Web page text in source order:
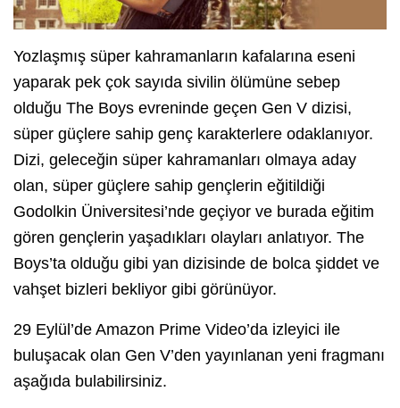
Yozlaşmış süper kahramanların kafalarına eseni
yaparak pek çok sayıda sivilin ölümüne sebep
olduğu The Boys evreninde geçen Gen V dizisi,
süper güçlere sahip genç karakterlere odaklanıyor.
Dizi, geleceğin süper kahramanları olmaya aday
olan, süper güçlere sahip gençlerin eğitildiği
Godolkin Üniversitesi’nde geçiyor ve burada eğitim
gören gençlerin yaşadıkları olayları anlatıyor. The
Boys’ta olduğu gibi yan dizisinde de bolca şiddet ve
vahşet bizleri bekliyor gibi görünüyor.
29 Eylül’de Amazon Prime Video’da izleyici ile
buluşacak olan Gen V’den yayınlanan yeni fragmanı
aşağıda bulabilirsiniz.